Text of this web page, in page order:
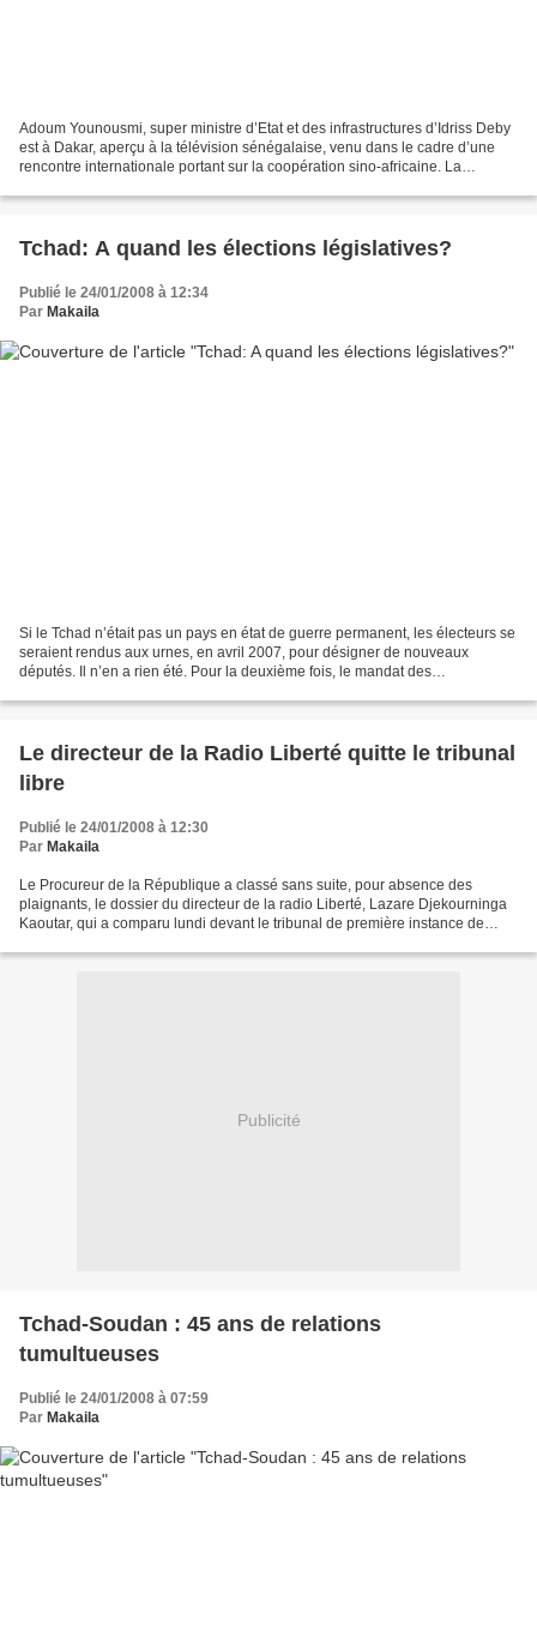
Adoum Younousmi, super ministre d’Etat et des infrastructures d’Idriss Deby
est à Dakar, aperçu à la télévision sénégalaise, venu dans le cadre d’une
rencontre internationale portant sur la coopération sino-africaine. La
Tchad: A quand les élections législatives?
Publié le 24/01/2008 à 12:34
Par Makaila
Si le Tchad n’était pas un pays en état de guerre permanent, les électeurs se
seraient rendus aux urnes, en avril 2007, pour désigner de nouveaux
députés. Il n’en a rien été. Pour la deuxième fois, le mandat des
Le directeur de la Radio Liberté quitte le tribunal
libre
Publié le 24/01/2008 à 12:30
Par Makaila
Le Procureur de la République a classé sans suite, pour absence des
plaignants, le dossier du directeur de la radio Liberté, Lazare Djekourninga
Kaoutar, qui a comparu lundi devant le tribunal de première instance de
Publicité
Tchad-Soudan : 45 ans de relations
tumultueuses
Publié le 24/01/2008 à 07:59
Par Makaila